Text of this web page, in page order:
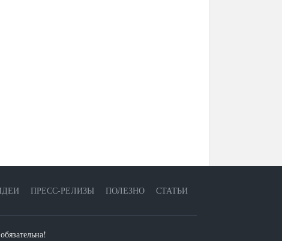
ПРЕСС-РЕЛИЗЫ ПОЛЕЗНО СТАТЬИ